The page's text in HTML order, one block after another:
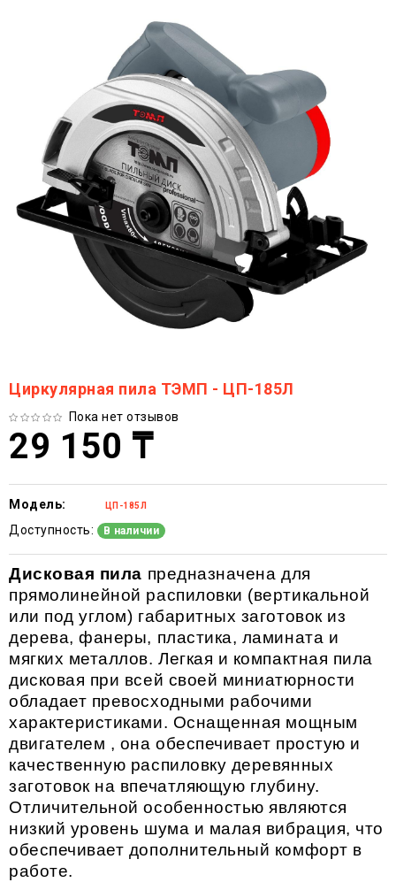
Циркулярная пила ТЭМП - ЦП-185Л
Пока нет отзывов
29 150 ₸
Модель: ЦП-185Л
Доступность: В наличии
Дисковая пила предназначена для
прямолинейной распиловки (вертикальной
или под углом) габаритных заготовок из
дерева, фанеры, пластика, ламината и
мягких металлов. Легкая и компактная пила
дисковая при всей своей миниатюрности
обладает превосходными рабочими
характеристиками. Оснащенная мощным
двигателем , она обеспечивает простую и
качественную распиловку деревянных
заготовок на впечатляющую глубину.
Отличительной особенностью являются
низкий уровень шума и малая вибрация, что
обеспечивает дополнительный комфорт в
работе.